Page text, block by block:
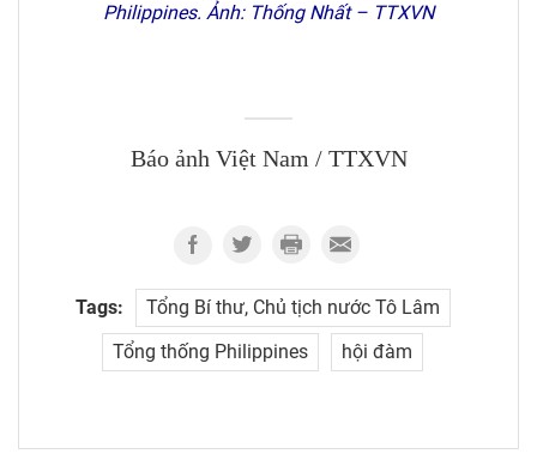
Philippines. Ảnh: Thống Nhất – TTXVN
Báo ảnh Việt Nam / TTXVN
Tags:
Tổng Bí thư, Chủ tịch nước Tô Lâm
Tổng thống Philippines
hội đàm